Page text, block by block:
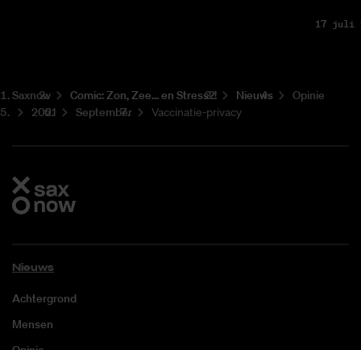
17 juli
Saxnow Co­mic: Zon, Zee... en Stress?! Nieuws
Opinie
2021
September Vaccinatie-privacy
Nieuws
Achtergrond
Mensen